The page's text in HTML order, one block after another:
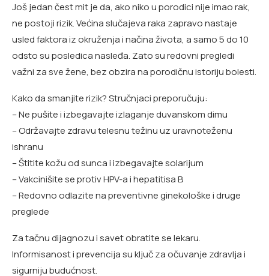
Još jedan čest mit je da, ako niko u porodici nije imao rak,
ne postoji rizik. Većina slučajeva raka zapravo nastaje
usled faktora iz okruženja i načina života, a samo 5 do 10
odsto su posledica nasleđa. Zato su redovni pregledi
važni za sve žene, bez obzira na porodičnu istoriju bolesti.
Kako da smanjite rizik? Stručnjaci preporučuju:
– Ne pušite i izbegavajte izlaganje duvanskom dimu
– Održavajte zdravu telesnu težinu uz uravnoteženu
ishranu
– Štitite kožu od sunca i izbegavajte solarijum
– Vakcinišite se protiv HPV-a i hepatitisa B
– Redovno odlazite na preventivne ginekološke i druge
preglede
Za tačnu dijagnozu i savet obratite se lekaru.
Informisanost i prevencija su ključ za očuvanje zdravlja i
sigurniju budućnost.